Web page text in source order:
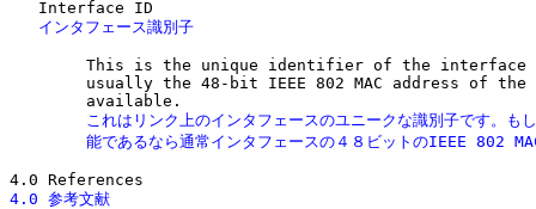
   インタフェース識別子
This is the unique identifier of the interface
usually the 48-bit IEEE 802 MAC address of the
これはリンク上のインタフェースのユニークな識別子です。も
能であるなら通常インタフェースの４８ビットのIEEE 802
4.0 参考文献